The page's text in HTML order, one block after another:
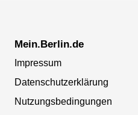
Mein.Berlin.de
Impressum
Datenschutzerklärung
Nutzungsbedingungen